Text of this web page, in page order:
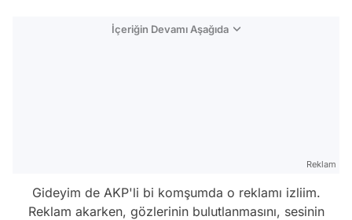
İçeriğin Devamı Aşağıda
Reklam
Gideyim de AKP'li bi komşumda o reklamı izliim.
Reklam akarken, gözlerinin bulutlanmasını, sesinin